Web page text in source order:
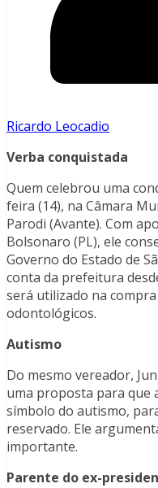
Ricardo Leocadio
Verba conquistada
Quem celebrou uma
feira (14), na Câmara
Parodi (Avante). Com
Bolsonaro (PL), ele
Governo do Estado de
conta da prefeitura
será utilizado na
odontológicos.
Autismo
Do mesmo vereador,
uma proposta para que
símbolo do autismo,
reservado. Ele
importante.
Parente do ex-